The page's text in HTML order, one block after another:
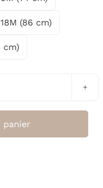
18M (86 cm)
cm)
panier